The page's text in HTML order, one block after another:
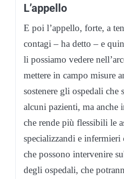
L’appello
E poi l’appello, forte, a
contagi – ha detto – e
li possiamo vedere
mettere in campo misure
sostenere gli ospedali
alcuni pazienti, ma anche
che rende più flessibili le
specializzandi e
che possono intervenire
degli ospedali, che